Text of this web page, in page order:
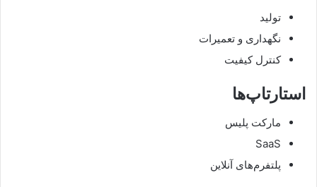
تولید
نگهداری و تعمیرات
کنترل کیفیت
استارتاپ‌ها
مارکت پلیس
SaaS
پلتفرم‌های آنلاین